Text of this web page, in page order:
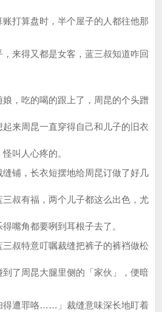
打算盘时，半个屋子的人都往他那
得又都是女客，蓝三叔知道咋回
，吃的喝的跟上了，周昆的个头蹭
来周昆一直穿得自己和儿子的旧衣
叫人心疼的。
铺，长衣短摆地给周昆订做了好几
叔有福，两个儿子都这么出色，尤
嘴角都要咧到耳根子去了。
叔特意叮嘱裁缝把裤子的裤裆做松
了周昆大腿里侧的「家伙」，便暗
遭罪咯……」裁缝意味深长地盯着